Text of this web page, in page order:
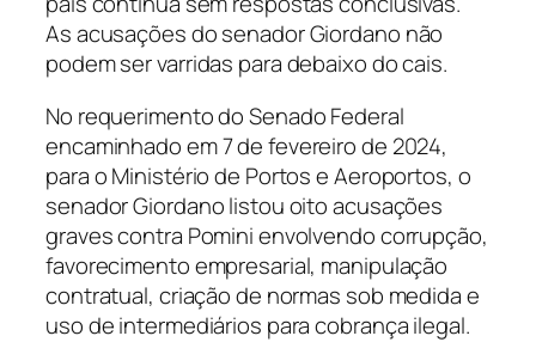
As acusações do senador Giordano não
podem ser varridas para debaixo do cais.
No requerimento do Senado Federal
encaminhado em 7 de fevereiro de 2024,
para o Ministério de Portos e Aeroportos, o
senador Giordano listou oito acusações
graves contra Pomini envolvendo corrupção,
favorecimento empresarial, manipulação
contratual, criação de normas sob medida e
uso de intermediários para cobrança ilegal.